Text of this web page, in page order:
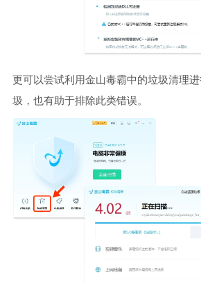
更可以尝试利用金山毒霸中的垃圾清理
圾，也有助于排除此类错误。